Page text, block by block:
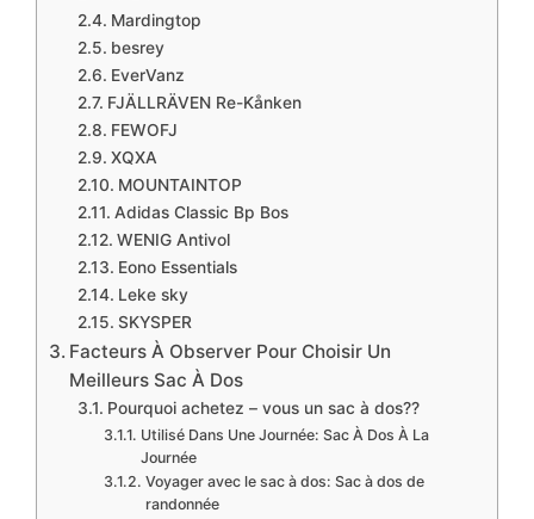
​Mardingtop
​besrey
​EverVanz
​FJÄLLRÄVEN Re-Kånken
​FEWOFJ
​XQXA
​MOUNTAINTOP
​Adidas Classic Bp Bos
​WENIG Antivol
​Eono Essentials
​Leke sky
​SKYSPER
​Facteurs À Observer Pour Choisir Un
Meilleurs Sac À Dos
Pourquoi achetez – vous un sac à dos??
Utilisé Dans Une Journée: Sac À Dos À La
Journée
Voyager avec le sac à dos: Sac à dos de
randonnée